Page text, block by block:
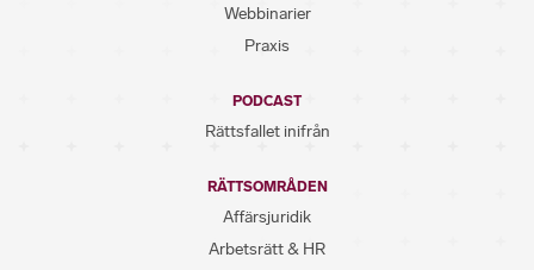
Webbinarier
Praxis
PODCAST
Rättsfallet inifrån
RÄTTSOMRÅDEN
Affärsjuridik
Arbetsrätt & HR